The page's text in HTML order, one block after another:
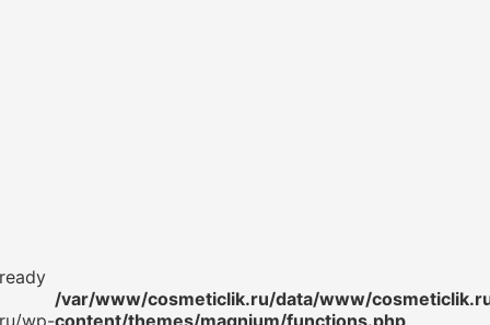
wp-
/var/www/cosmeticlik.ru/data/www/
content/themes/magnium/functions.php